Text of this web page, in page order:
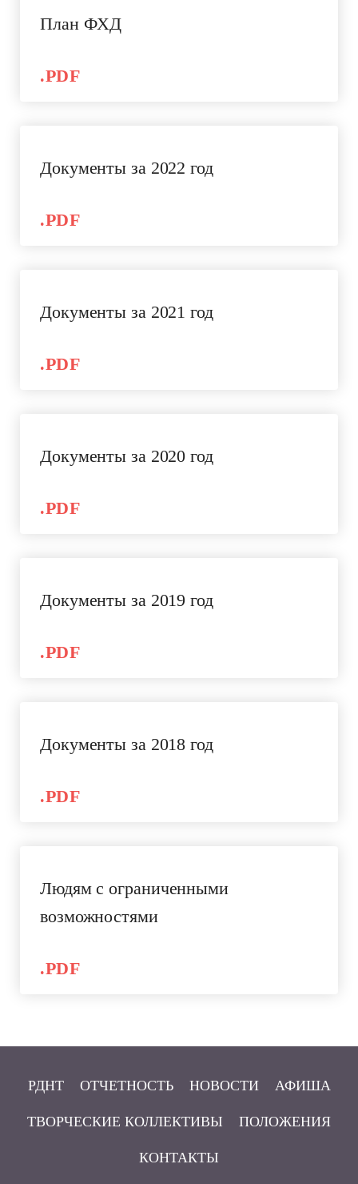
План ФХД
.PDF
Документы за 2022 год
.PDF
Документы за 2021 год
.PDF
Документы за 2020 год
.PDF
Документы за 2019 год
.PDF
Документы за 2018 год
.PDF
Людям с ограниченными
возможностями
.PDF
РДНТ ОТЧЕТНОСТЬ НОВОСТИ АФИША
ТВОРЧЕСКИЕ КОЛЛЕКТИВЫ ПОЛОЖЕНИЯ
КОНТАКТЫ